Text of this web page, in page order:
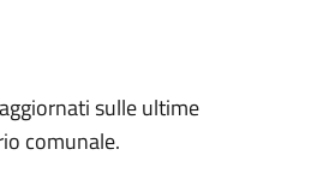
sulle ultime
comunale.